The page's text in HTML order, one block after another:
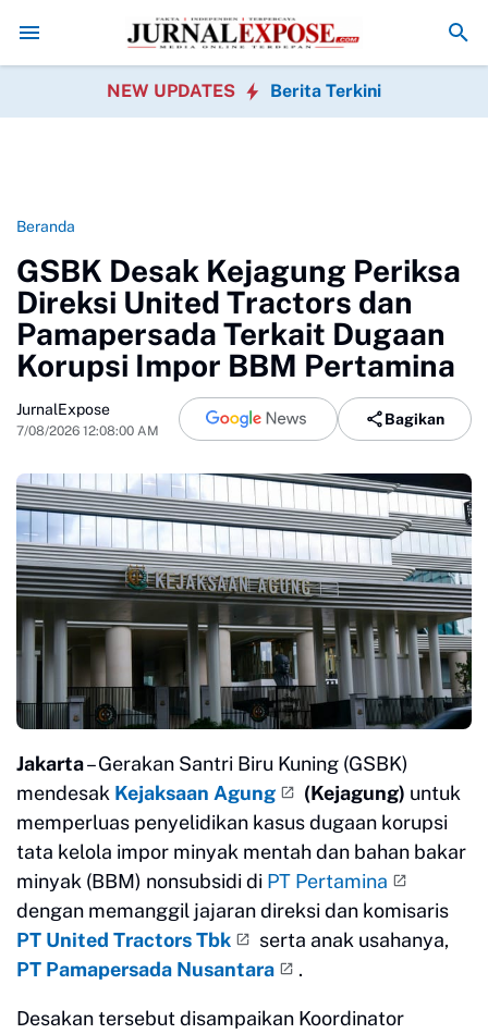
Satwa Liar DihentikanPegawai Kecamatan Caringin Gelar
NEW UPDATES Berita Terkini
Beranda
GSBK Desak Kejagung Periksa
Direksi United Tractors dan
Pamapersada Terkait Dugaan
Korupsi Impor BBM Pertamina
JurnalExpose
7/08/2026 12:08:00 AM
Bagikan
Jakarta– Gerakan Santri Biru Kuning (GSBK)
mendesak Kejaksaan Agung (Kejagung) untuk
memperluas penyelidikan kasus dugaan korupsi
tata kelola impor minyak mentah dan bahan bakar
minyak (BBM) nonsubsidi di PT Pertamina
dengan memanggil jajaran direksi dan komisaris
PT United Tractors Tbk
serta anak usahanya,
PT Pamapersada Nusantara
.
Desakan tersebut disampaikan Koordinator